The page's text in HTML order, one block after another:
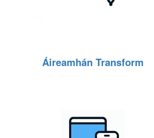
Áireamhán Transform